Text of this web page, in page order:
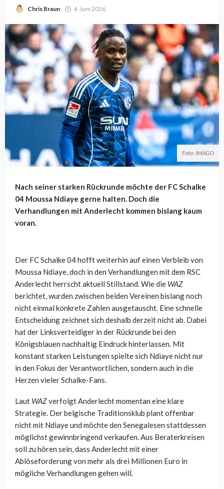
Chris Braun 4. Juni 2026
Foto: IMAGO
Nach seiner starken Rückrunde möchte der FC Schalke
04 Moussa Ndiaye gerne halten. Doch die
Verhandlungen mit Anderlecht kommen bislang kaum
voran.
Der FC Schalke 04 hofft weiterhin auf einen Verbleib von
Moussa Ndiaye, doch in den Verhandlungen mit dem RSC
Anderlecht herrscht aktuell Stillstand. Wie die WAZ
berichtet, wurden zwischen beiden Vereinen bislang noch
nicht einmal konkrete Zahlen ausgetauscht. Eine schnelle
Entscheidung zeichnet sich deshalb derzeit nicht ab. Dabei
hat der Linksverteidiger in der Rückrunde bei den
Königsblauen nachhaltig Eindruck hinterlassen. Mit
konstant starken Leistungen spielte sich Ndiaye nicht nur
in den Fokus der Verantwortlichen, sondern auch in die
Herzen vieler Schalke-Fans.
Laut WAZverfolgt Anderlecht momentan eine klare
Strategie. Der belgische Traditionsklub plant offenbar
nicht mit Ndiaye und möchte den Senegalesen stattdessen
möglichst gewinnbringend verkaufen. Aus Beraterkreisen
soll zu hören sein, dass Anderlecht mit einer
Ablöseforderung von mehr als drei Millionen Euro in
mögliche Verhandlungen gehen will.